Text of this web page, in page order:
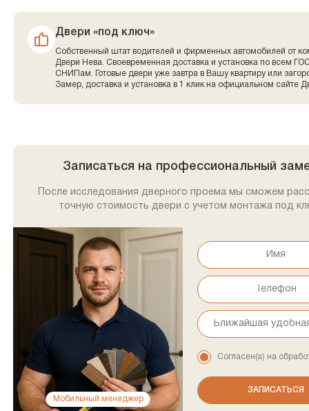
Двери «под ключ»
Собственный штат водителей и фирменных автомобилей от
Двери Нева. Своевременная доставка и установка по всем
СНИПам. Готовые двери уже завтра в Вашу квартиру или
Замер, доставка и установка в 1 клик на официальном сайте
Записаться на профессиональный
После исследования дверного проема мы сможем
точную стоимость двери с учетом монтажа под
Мобильный менеджер
Согласен(а) на